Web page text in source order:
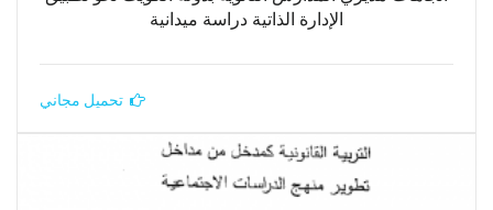
الإدارة الذاتية دراسة ميدانية
تحميل مجاني